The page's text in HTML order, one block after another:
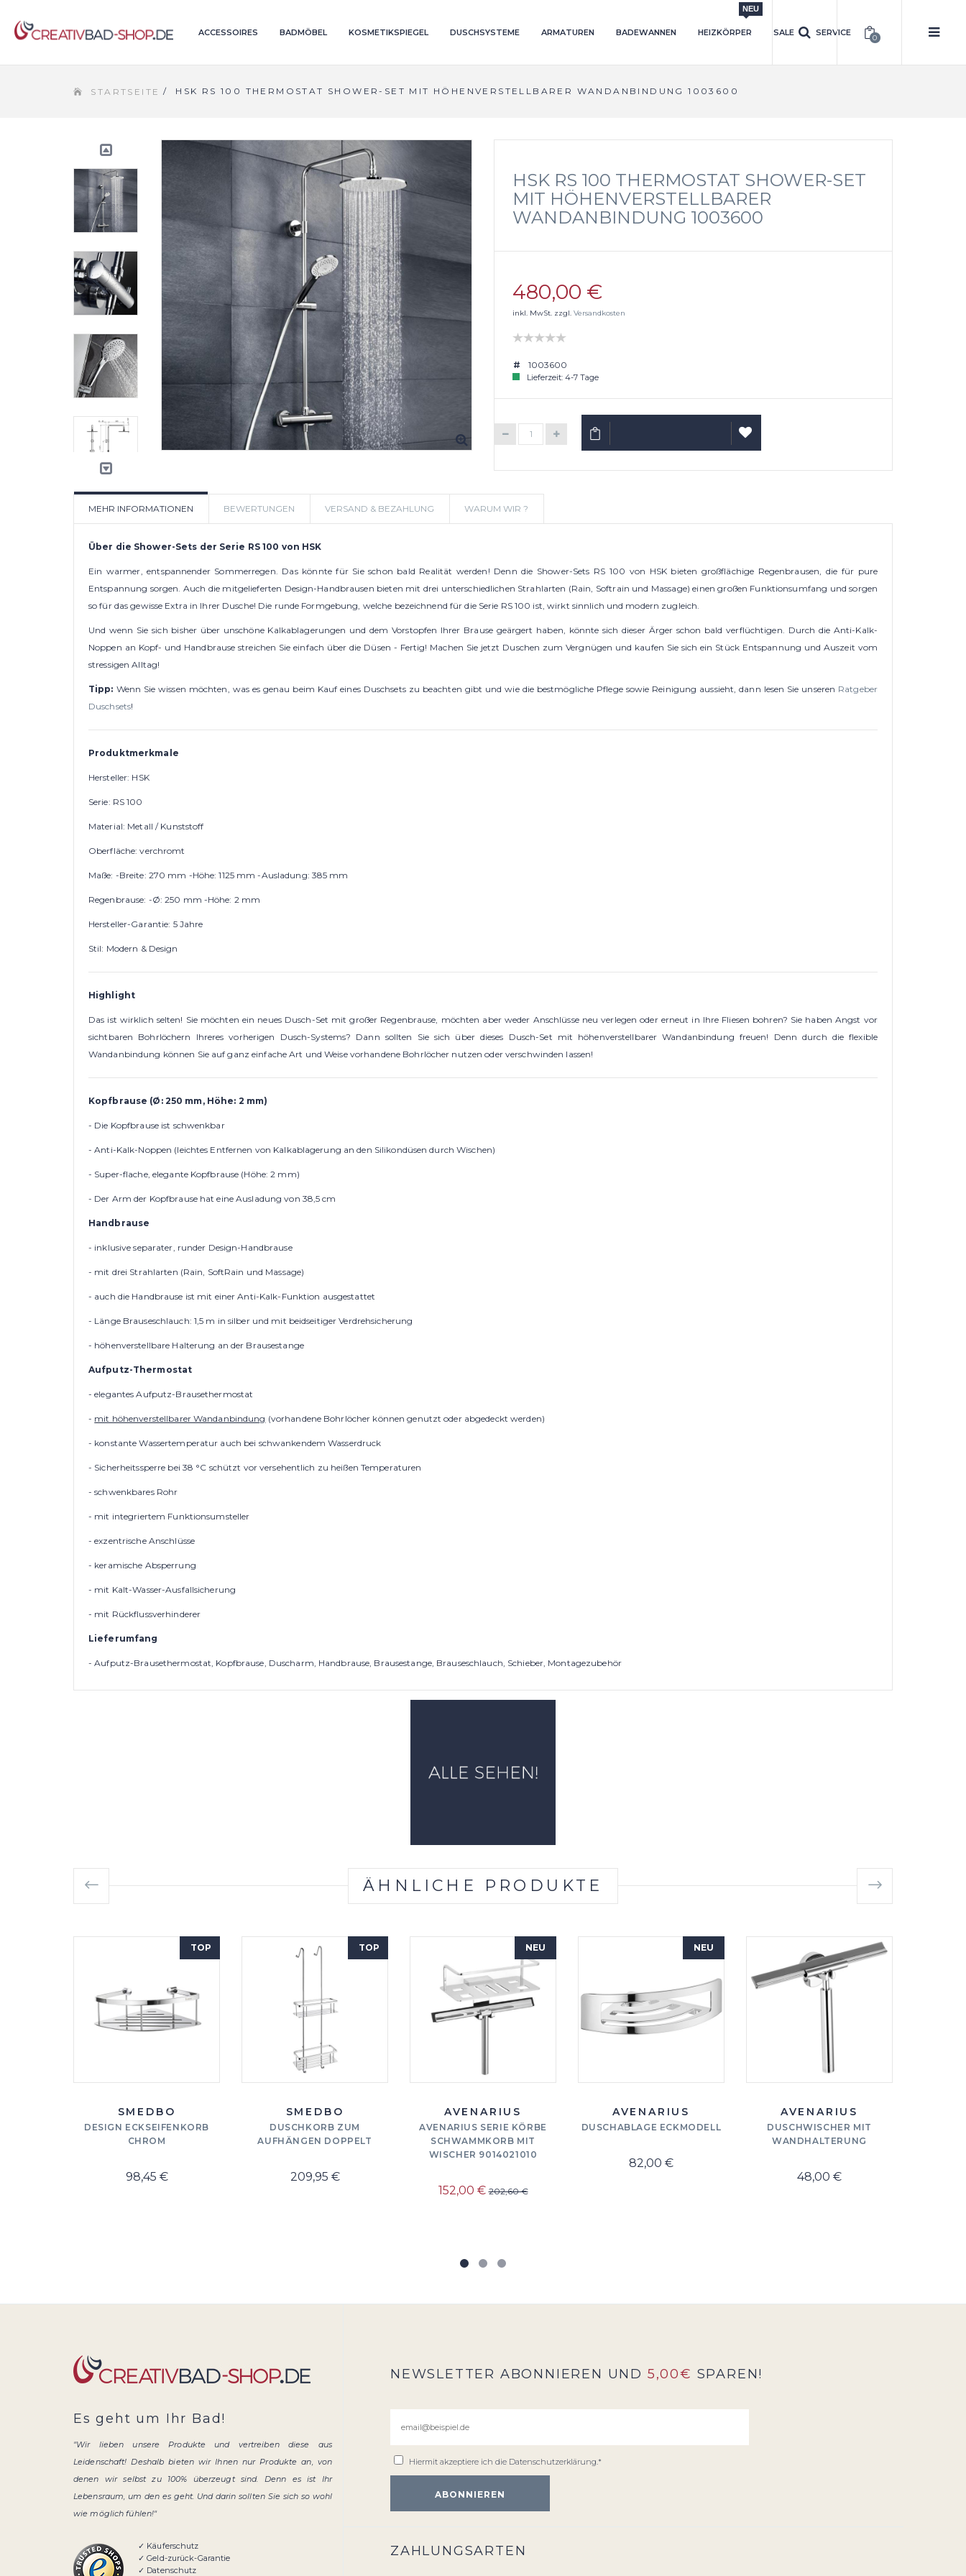
ACCESSOIRES BADMÖBEL KOSMETIKSPIEGEL DUSCHSYSTEME ARMATUREN BADEWANNEN HEIZKÖRPER
NEU
SALE SERVICE
0
STARTSEITE / HSK RS 100 THERMOSTAT SHOWER-SET MIT HÖHENVERSTELLBARER WANDANBINDUNG 1003600
HSK RS 100 THERMOSTAT SHOWER-SET
MIT HÖHENVERSTELLBARER
WANDANBINDUNG 1003600
480,00 €
inkl. MwSt. zzgl. Versandkosten
1003600
Lieferzeit: 4-7 Tage
AUF
MEHR INFORMATIONEN BEWERTUNGEN VERSAND & BEZAHLUNG WARUM WIR ?
Über die Shower-Sets der Serie RS 100 von HSK
Ein warmer, entspannender Sommerregen. Das könnte für Sie schon bald Realität werden! Denn die Shower-Sets RS 100 von HSK bieten großflächige Regenbrausen, die für pure
Entspannung sorgen. Auch die mitgelieferten Design-Handbrausen bieten mit drei unterschiedlichen Strahlarten (Rain, Softrain und Massage) einen großen Funktionsumfang und sorgen
so für das gewisse Extra in Ihrer Dusche! Die runde Formgebung, welche bezeichnend für die Serie RS 100 ist, wirkt sinnlich und modern zugleich.
Und wenn Sie sich bisher über unschöne Kalkablagerungen und dem Vorstopfen Ihrer Brause geärgert haben, könnte sich dieser Ärger schon bald verflüchtigen. Durch die Anti-Kalk-
Noppen an Kopf- und Handbrause streichen Sie einfach über die Düsen - Fertig! Machen Sie jetzt Duschen zum Vergnügen und kaufen Sie sich ein Stück Entspannung und Auszeit vom
stressigen Alltag!
Tipp: Wenn Sie wissen möchten, was es genau beim Kauf eines Duschsets zu beachten gibt und wie die bestmögliche Pflege sowie Reinigung aussieht, dann lesen Sie unseren Ratgeber
Duschsets!
Produktmerkmale
Hersteller: HSK
Serie: RS 100
Material: Metall / Kunststoff
Oberfläche: verchromt
Maße: -Breite: 270 mm -Höhe: 1125 mm -Ausladung: 385 mm
Regenbrause: -Ø: 250 mm -Höhe: 2 mm
Hersteller-Garantie: 5 Jahre
Stil: Modern & Design
Highlight
Das ist wirklich selten! Sie möchten ein neues Dusch-Set mit großer Regenbrause, möchten aber weder Anschlüsse neu verlegen oder erneut in Ihre Fliesen bohren? Sie haben Angst vor
sichtbaren Bohrlöchern Ihreres vorherigen Dusch-Systems? Dann sollten Sie sich über dieses Dusch-Set mit höhenverstellbarer Wandanbindung freuen! Denn durch die flexible
Wandanbindung können Sie auf ganz einfache Art und Weise vorhandene Bohrlöcher nutzen oder verschwinden lassen!
Kopfbrause (Ø: 250 mm, Höhe: 2 mm)
- Die Kopfbrause ist schwenkbar
- Anti-Kalk-Noppen (leichtes Entfernen von Kalkablagerung an den Silikondüsen durch Wischen)
- Super-flache, elegante Kopfbrause (Höhe: 2 mm)
- Der Arm der Kopfbrause hat eine Ausladung von 38,5 cm
Handbrause
- inklusive separater, runder Design-Handbrause
- mit drei Strahlarten (Rain, SoftRain und Massage)
- auch die Handbrause ist mit einer Anti-Kalk-Funktion ausgestattet
- Länge Brauseschlauch: 1,5 m in silber und mit beidseitiger Verdrehsicherung
- höhenverstellbare Halterung an der Brausestange
Aufputz-T hermostat
- elegantes Aufputz-Brausethermostat
- mit höhenverstellbarer Wandanbindung (vorhandene Bohrlöcher können genutzt oder abgedeckt werden)
- konstante Wassertemperatur auch bei schwankendem Wasserdruck
- Sicherheitssperre bei 38 °C schützt vor versehentlich zu heißen Temperaturen
- schwenkbares Rohr
- mit integriertem Funktionsumsteller
- exzentrische Anschlüsse
- keramische Absperrung
- mit Kalt-Wasser-Ausfallsicherung
- mit Rückflussverhinderer
Lieferumfang
- Aufputz-Brausethermostat, Kopfbrause, Duscharm, Handbrause, Brausestange, Brauseschlauch, Schieber, Montagezubehör
ÄHNLICHE PRODUKTE
TOP
SMEDBO
DESIGN ECKSEIFENKORB
CHROM
98,45 €
TOP
SMEDBO
DUSCHKORB ZUM
AUFHÄNGEN DOPPELT
209,95 €
NEU
AVENARIUS
AVENARIUS SERIE KÖRBE
SCHWAMMKORB MIT
WISCHER 9014021010
152,00 €202,60 €
NEU
AVENARIUS
DUSCHABLAGE ECKMODELL
82,00 €
AVENARIUS
DUSCHWISCHER MIT
WANDHALTERUNG
48,00 €
Es geht um Ihr Bad!
"Wir lieben unsere Produkte und vertreiben diese aus
Leidenschaft! Deshalb bieten wir Ihnen nur Produkte an, von
denen wir selbst zu 100% überzeugt sind. Denn es ist Ihr
Lebensraum, um den es geht. Und darin sollten Sie sich so wohl
wie möglich fühlen!"
✓ Käuferschutz
✓ Geld-zurück-Garantie
✓ Datenschutz
NEWSLETTER ABONNIEREN UND 5,00€ SPAREN!
Hiermit akzeptiere ich die Datenschutzerklärung.*
ZAHLUNGSARTEN